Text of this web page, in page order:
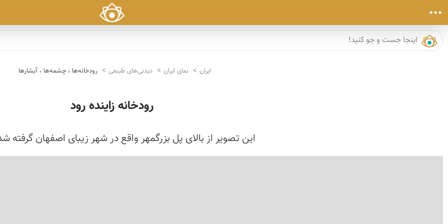
ایران نمای ایران دیدنی‌های طبیعی رودخانه‌ها ، چشمه‌ها ، آبشارها
رودخانه زاینده رود
این تصویر از بالای پل بزرگمهر واقع در شهر زیبای اصفهان گرفته